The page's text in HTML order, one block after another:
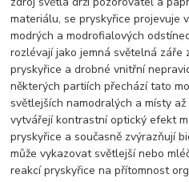
materiálu, se pryskyřice projevuje
modrých a modrofialových
rozlévají jako jemná světelná
pryskyřice a drobné vnitřní
některých partiích přechází tato
světlejších namodralých a místy
vytvářejí kontrastní optický efekt
pryskyřice a současně zvýrazňují
může vykazovat světlejší nebo
reakcí pryskyřice na přítomnost